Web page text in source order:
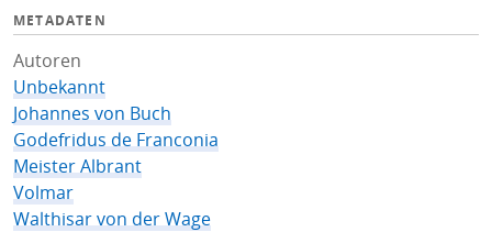
METADATEN
Autoren
Unbekannt
Johannes von Buch
Godefridus de Franconia
Meister Albrant
Volmar
Walthisar von der Wage